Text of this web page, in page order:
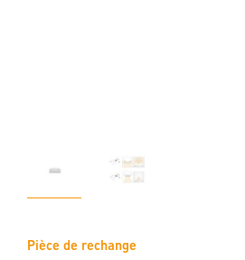
Pièce de rechange